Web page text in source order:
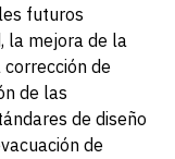
futuros
la mejora de la
de
de las
de diseño
de